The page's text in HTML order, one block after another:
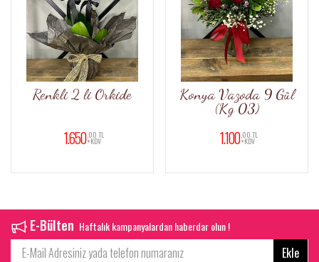
2 li Orkide
,00 TL
Konya Vazoda 9 Gül
(Kg 03)
,00 TL
E-Bülten Haftalık kampanyalardan haberdar olun !
Ekle